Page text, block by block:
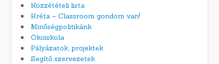
Közzétételi lista
Kréta – Classroom gondom van!
Minőségpolitikánk
Ökoiskola
Pályázatok, projektek
Segítő szervezetek